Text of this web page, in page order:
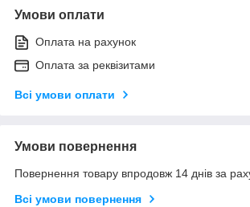
Умови оплати
Оплата на рахунок
Оплата за реквізитами
Всі умови оплати
Умови повернення
Повернення товару впродовж 14 днів за
Всі умови повернення